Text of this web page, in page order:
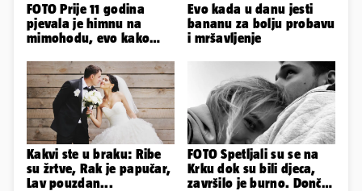
FOTO Prije 11 godina
pjevala je himnu na
mimohodu, evo kako
Negovetić
Evo kada u danu jesti
bananu za bolju probavu
i mršavljenje
Kakvi ste u braku: Ribe
su žrtve, Rak je papučar,
Lav pouzdan...
FOTO Spetljali su se na
Krku dok su bili djeca,
završilo je burno. Dončić